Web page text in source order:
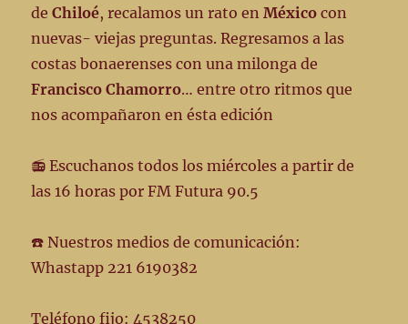
deChiloé, recalamos un rato enMéxico con
nuevas- viejas preguntas. Regresamos a las
costas bonaerenses con una milonga de
Francisco Chamorro… entre otro ritmos que
nos acompañaron en ésta edición
📻 Escuchanos todos los miércoles a partir de
las 16 horas por FM Futura 90.5
☎️ Nuestros medios de comunicación:
Whastapp 221 6190382
Teléfono fijo: 4538250